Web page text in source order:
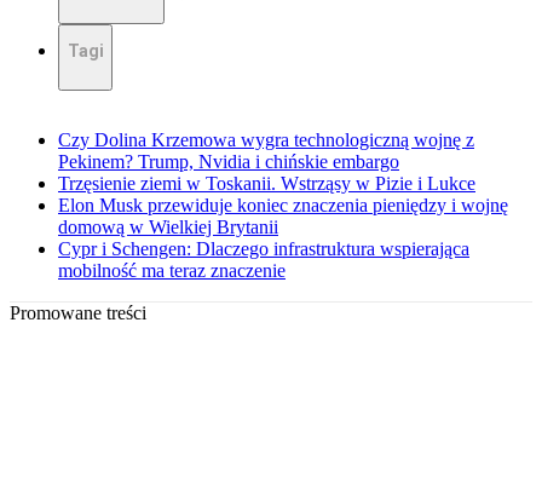
Tagi
Czy Dolina Krzemowa wygra technologiczną wojnę z
Pekinem? Trump, Nvidia i chińskie embargo
Trzęsienie ziemi w Toskanii. Wstrząsy w Pizie i Lukce
Elon Musk przewiduje koniec znaczenia pieniędzy i wojnę
domową w Wielkiej Brytanii
Cypr i Schengen: Dlaczego infrastruktura wspierająca
mobilność ma teraz znaczenie
Promowane treści